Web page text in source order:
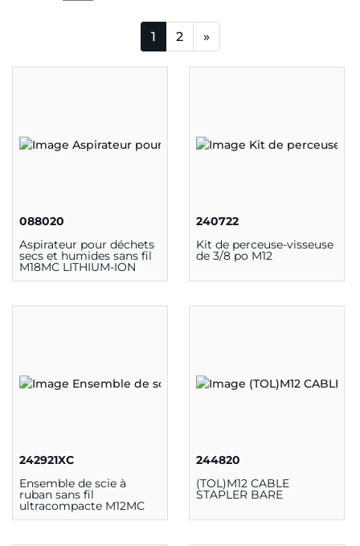
1 2 »
088020
Aspirateur pour déchets
secs et humides sans fil
M18MC LITHIUM-ION
240722
Kit de perceuse-visseuse
de 3/8 po M12
242921XC
Ensemble de scie à
ruban sans fil
ultracompacte M12MC
244820
(TOL)M12 CABLE
STAPLER BARE